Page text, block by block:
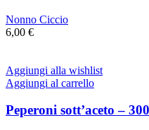
Nonno Ciccio
6,00 €
Aggiungi alla wishlist
Aggiungi al carrello
Peperoni sott’aceto –